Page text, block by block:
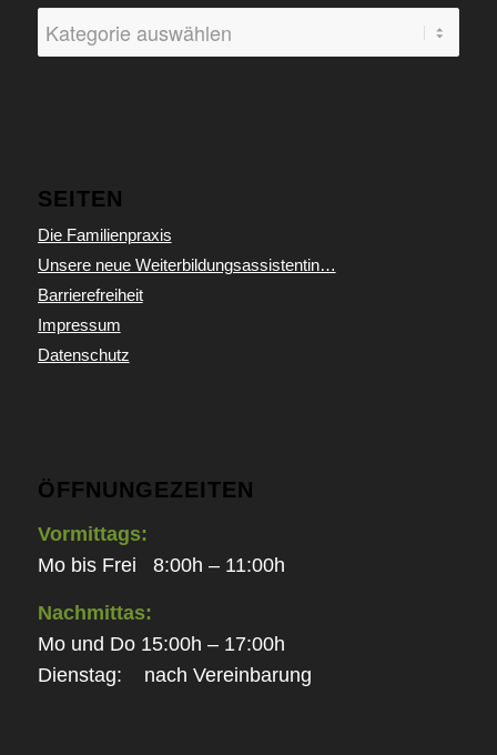
SEITEN
Die Familienpraxis
Unsere neue Weiterbildungsassistentin…
Barrierefreiheit
Impressum
Datenschutz
ÖFFNUNGEZEITEN
Vormittags:
Mo bis Frei 8:00h – 11:00h
Nachmittas:
Mo und Do 15:00h – 17:00h
Dienstag: nach Vereinbarung